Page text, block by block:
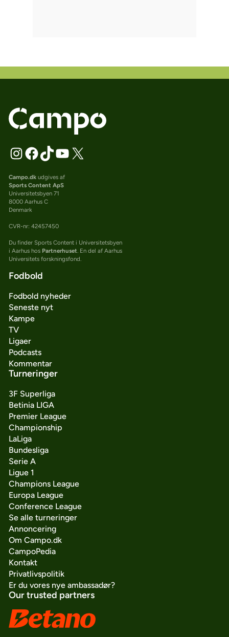
Campo.dkudgives af
Sports Content ApS
Universitetsbyen 71
8000 Aarhus C
Denmark
CVR-nr: 42457450
Du finder Sports Content i Universitetsbyen
i Aarhus hos Partnerhuset . En del af Aarhus
Universitets forskningsfond.
Fodbold
Fodbold nyheder
Seneste nyt
Kampe
TV
Ligaer
Podcasts
Kommentar
Turneringer
3F Superliga
Betinia LIGA
Premier League
Championship
LaLiga
Bundesliga
Serie A
Ligue 1
Champions League
Europa League
Conference League
Se alle turneringer
Annoncering
Om Campo.dk
CampoPedia
Kontakt
Privatlivspolitik
Er du vores nye ambassadør?
Our trusted partners